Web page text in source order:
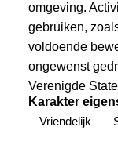
omgeving.
gebruiken,
voldoende
ongewenst
Verenigde
Karakter
Vriendelijk